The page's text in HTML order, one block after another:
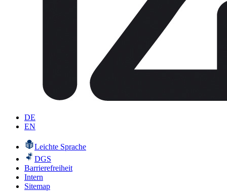
DE
EN
Leichte Sprache
DGS
Barrierefreiheit
Intern
Sitemap